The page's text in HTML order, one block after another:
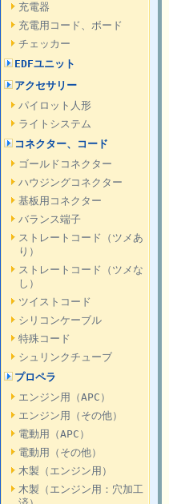
充電器
充電用コード、ボード
チェッカー
EDFユニット
アクセサリー
パイロット人形
ライトシステム
コネクター、コード
ゴールドコネクター
ハウジングコネクター
基板用コネクター
バランス端子
ストレートコード（ツメあ
り）
ストレートコード（ツメな
し）
ツイストコード
シリコンケーブル
特殊コード
シュリンクチューブ
プロペラ
エンジン用（APC）
エンジン用（その他）
電動用（APC）
電動用（その他）
木製（エンジン用）
木製（エンジン用：穴加工